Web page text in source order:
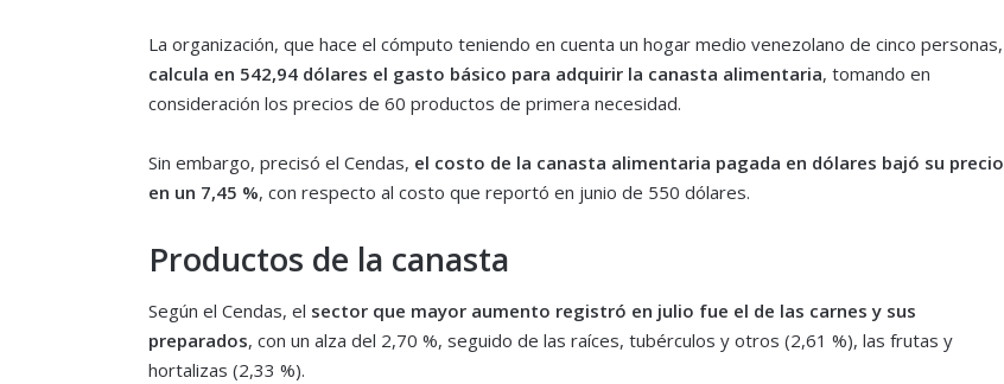
La organización, que hace el cómputo teniendo en cuenta un hogar medio venezolano de cinco personas,
calcula en 542,94 dólares el gasto básico para adquirir la canasta alimentaria, tomando en
consideración los precios de 60 productos de primera necesidad.
Sin embargo, precisó el Cendas, el costo de la canasta alimentaria pagada en dólares bajó su precio
en un 7,45 %, con respecto al costo que reportó en junio de 550 dólares.
Productos de la canasta
Según el Cendas, el sector que mayor aumento registró en julio fue el de las carnes y sus
preparados, con un alza del 2,70 %, seguido de las raíces, tubérculos y otros (2,61 %), las frutas y
hortalizas (2,33 %).